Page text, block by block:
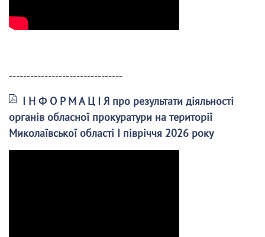
--------------------------------
І Н Ф О Р М А Ц І Я про результати діяльності
органів обласної прокуратури на території
Миколаївської області І півріччя 2026 року